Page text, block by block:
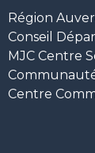
Région
Conseil
MJC Centre
Centre